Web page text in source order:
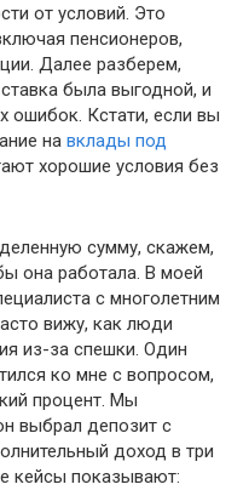
от условий. Это
пенсионеров,
Далее разберем,
была выгодной, и
ошибок. Кстати, если вы
на вклады под
хорошие условия без
сумму, скажем,
она работала. В моей
с многолетним
вижу, как люди
из-за спешки. Один
ко мне с вопросом,
процент. Мы
выбрал депозит с
доход в три
кейсы показывают: